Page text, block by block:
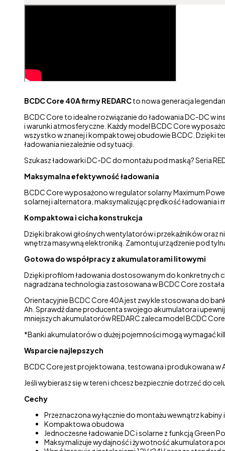
BCDC Core 40A firmy REDARCto nowa generacja
BCDC Core to idealne rozwiązanie do ładowania DC-DC
i warunki atmosferyczne. Każdy model BCDC Core
wszystko w znanej i kompaktowej obudowie BCDC. Dzięki
ładowania niezależnie od sytuacji.
Szukasz ładowarki DC-DC do montażu pod maską? Seria
Maksymalna efektywność ładowania
BCDC Core wyposażono w regulator solarny Maximum
solarnej i alternatora, maksymalizując prędkość ładowania
Kompaktowa i cicha konstrukcja
Dzięki brakowi głośnych wentylatorów i przekaźników oraz
wnętrza masywną elektroniką. Zamontuj urządzenie pod
Gotowa do współpracy z akumulatorami litowymi
Dzięki profilom ładowania dostosowanym do konkretnych
nagradzana technologia zastosowana w BCDC Core
Orientacyjnie BCDC Core 40A jest zwykle stosowana do
Ah. Sprawdź dane producenta swojego akumulatora i
mniejszych akumulatorów REDARC zaleca model BCDC
*Banki akumulatorów o dużej pojemności mogą wymagać
Wsparcie najlepszych
BCDC Core jest projektowana, testowana i produkowana
Jeśli wybierasz się w teren i chcesz bezpiecznie dotrzeć do
Cechy
Przeznaczona wyłącznie do montażu wewnątrz
Kompaktowa obudowa
Jednoczesne ładowanie DC i solarne z funkcją Green
Maksymalizuje wydajność i żywotność akumulatora